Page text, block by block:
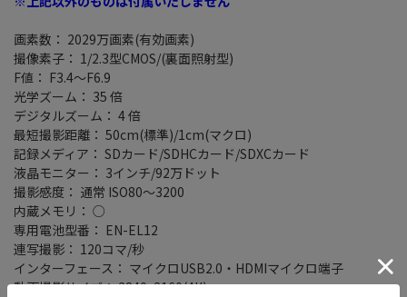
画素数： 2029万画素(有効画素)
撮像素子： 1/2.3型CMOS/(裏面照射型)
F値： F3.4～F6.9
光学ズーム： 35 倍
デジタルズーム： 4 倍
最短撮影距離： 50cm(標準)/1cm(マクロ)
記録メディア： SDカード/SDHCカード/SDXCカード
液晶モニター： 3インチ/92万ドット
撮影感度： 通常 ISO80～3200
内蔵メモリ： ○
専用電池型番： EN-EL12
連写撮影： 120コマ/秒
インターフェース： マイクロUSB2.0・HDMIマイクロ端子
動画撮影サイズ： 3840x2160(4K)